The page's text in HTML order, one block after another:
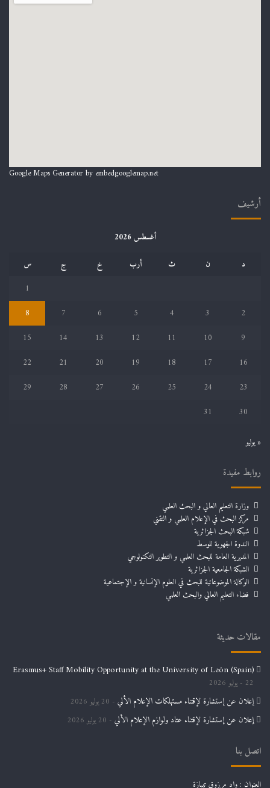
Google Maps Generator by embedgooglemap.net
أرشيف
أغسطس 2026
د
ن ث أرب خ ج
س
1
2
3
4
5
6
7
8
9
10
11
12
13
14
15
16
17
18
19
20
21
22
23
24
25
26
27
28
29
30
31
« يوليو
روابط مفيدة
وزارة التعليم العالي و البحث العلمي
مركز البحث في الإعلام العلمي و التقني
شبكة البحث الجزائرية
الندوة الجهوية للوسط
المديرية العامة للبحث العلمي و التطوير التكنولوجي
الشبكة الجامعية الجزائرية
الوكالة الموضوعاتية للبحث في العلوم الإنسانية و الإجتماعية
فضاء التعليم العالي والبحث العلمي
مقالات حديثة
Erasmus+ Staff Mobility Opportunity at the University of León (Spain)
22 يوليو 2026
إعلان عن إستشارة لإقتناء مستهلكات الإعلام الألي 20 يوليو 2026
إعلان عن إستشارة لإقتناء عتاد ولوازم الإعلام الألي 20 يوليو 2026
اتصل بنا
العنوان : واد مرزوق تيبازة